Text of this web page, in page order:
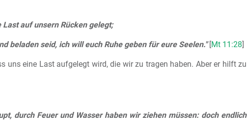
auf unsern Rücken gelegt;
beladen seid, ich will euch Ruhe geben für eure Seelen."[Mt 11:28]
uns eine Last aufgelegt wird, die wir zu tragen haben. Aber er hilft zu
durch Feuer und Wasser haben wir ziehen müssen: doch endlich